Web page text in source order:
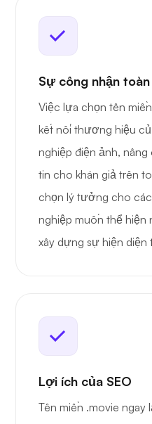
Sự công nhận
Việc lựa chọn tên
kết nối thương hiệu
nghiệp điện ảnh,
tin cho khán giả trên
chọn lý tưởng cho
nghiệp muốn thể hiện
xây dựng sự hiện
Lợi ích của SEO
Tên miền .movie